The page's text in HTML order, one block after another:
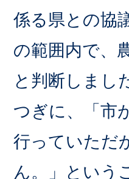
係る県との協
の範囲内で、
と判断しまし
つぎに、「市
行っていただ
ん。」という